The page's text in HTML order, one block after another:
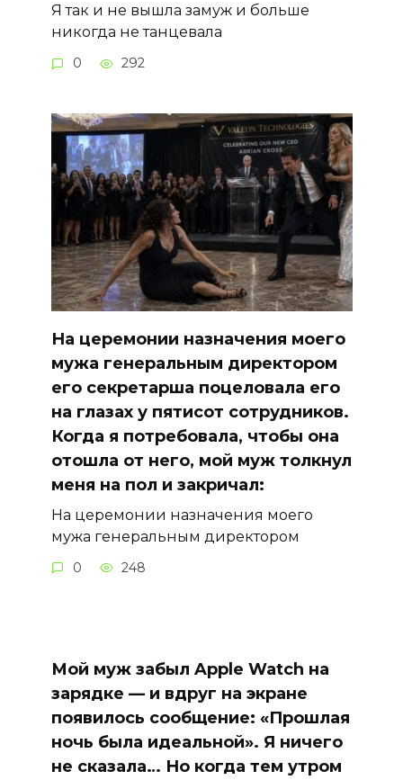
Я так и не вышла замуж и больше
никогда не танцевала
0 292
На церемонии назначения моего
мужа генеральным директором
его секретарша поцеловала его
на глазах у пятисот сотрудников.
Когда я потребовала, чтобы она
отошла от него, мой муж толкнул
меня на пол и закричал:
На церемонии назначения моего
мужа генеральным директором
0 248
Мой муж забыл Apple Watch на
зарядке — и вдруг на экране
появилось сообщение: «Прошлая
ночь была идеальной». Я ничего
не сказала… Но когда тем утром